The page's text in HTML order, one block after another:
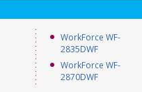
WorkForce WF-
2835DWF
WorkForce WF-
2870DWF